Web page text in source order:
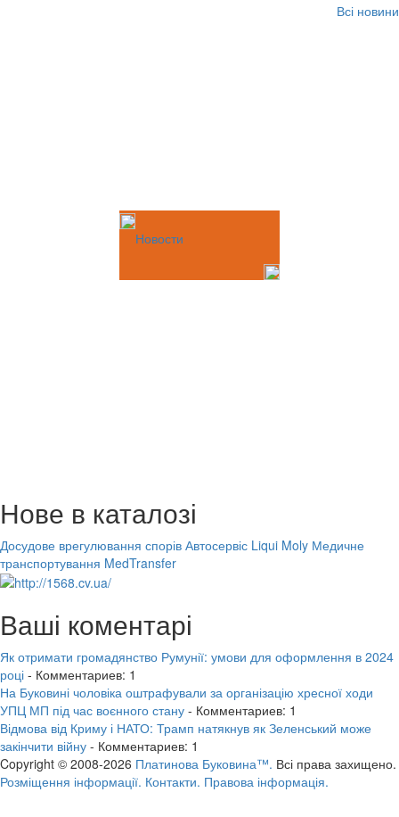
Всі новини
Новости
Нове в каталозі
Досудове врегулювання спорів Автосервіс Liqui Moly Медичне
транспортування MedTransfer
Ваші коментарі
Як отримати громадянство Румунії: умови для оформлення в 2024
році - Комментариев: 1
На Буковині чоловіка оштрафували за організацію хресної ходи
УПЦ МП під час воєнного стану - Комментариев: 1
Відмова від Криму і НАТО: Трамп натякнув як Зеленський може
закінчити війну - Комментариев: 1
Copyright © 2008-2026 Платинова Буковина™. Всі права захищено.
Розміщення інформації. Контакти. Правова інформація.